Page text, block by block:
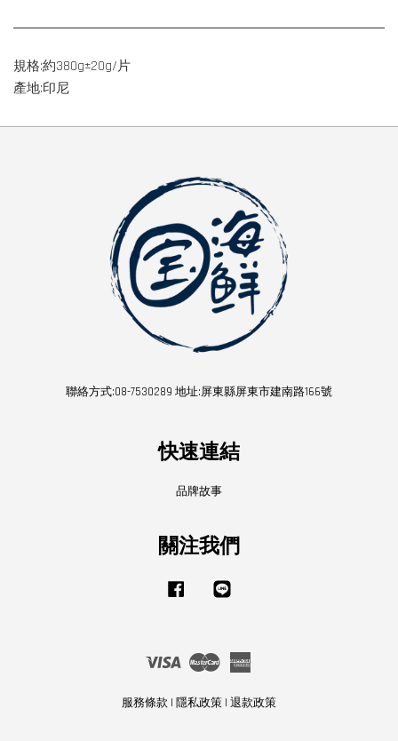
規格:約380g±20g/片
產地:印尼
聯絡方式:08-7530289 地址:屏東縣屏東市建南路166號
快速連結
品牌故事
關注我們
Facebook
Visa Master
服務條款 | 隱私政策 | 退款政策